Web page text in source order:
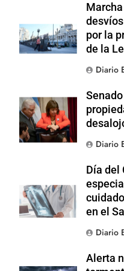
por la
de la
Diario
Diario
Día del
en el
Diario
Alerta